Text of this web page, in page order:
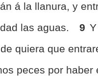
á la llanura, y
las aguas.
9
quiera que
peces por haber